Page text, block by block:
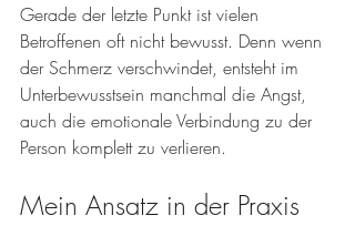
Gerade der letzte Punkt ist vielen
Betroffenen oft nicht bewusst. Denn wenn
der Schmerz verschwindet, entsteht im
Unterbewusstsein manchmal die Angst,
auch die emotionale Verbindung zu der
Person komplett zu verlieren.
Mein Ansatz in der Praxis